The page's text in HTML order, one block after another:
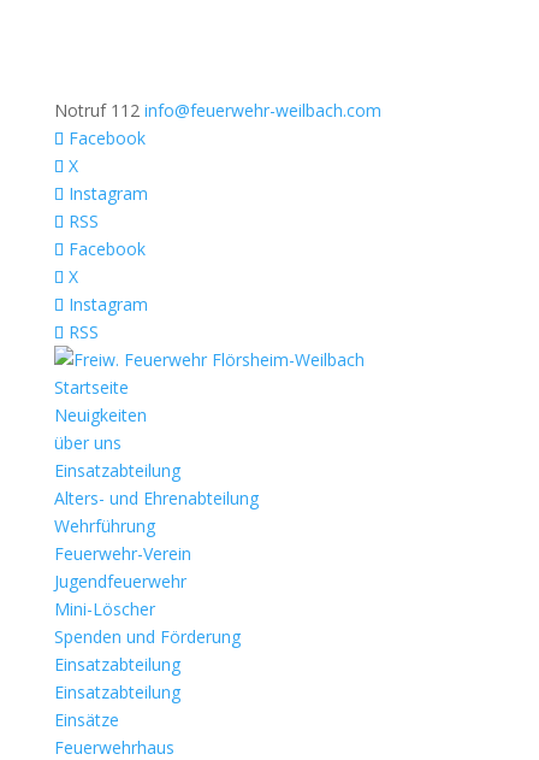
Notruf 112 info@feuerwehr-weilbach.com
Facebook
X
Instagram
RSS
Facebook
X
Instagram
RSS
Startseite
Neuigkeiten
über uns
Einsatzabteilung
Alters- und Ehrenabteilung
Wehrführung
Feuerwehr-Verein
Jugendfeuerwehr
Mini-Löscher
Spenden und Förderung
Einsatzabteilung
Einsatzabteilung
Einsätze
Feuerwehrhaus